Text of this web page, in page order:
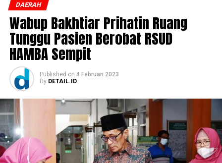
DAERAH
Wabup Bakhtiar Prihatin Ruang
Tunggu Pasien Berobat RSUD
HAMBA Sempit
Published on 4 Februari 2023
By DETAIL.ID